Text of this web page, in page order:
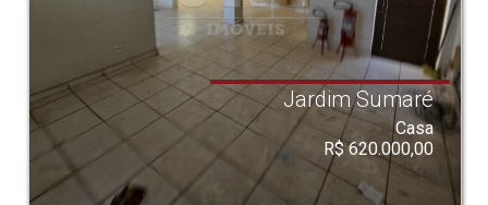
Jardim Sumaré
Casa
R$ 620.000,00